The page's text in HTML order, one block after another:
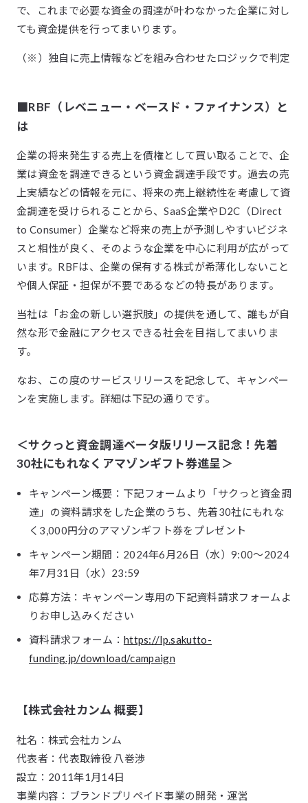
で、これまで必要な資金の調達が叶わなかった企業に対し
ても資金提供を行ってまいります。
（※）独自に売上情報などを組み合わせたロジックで判定
■RBF（レベニュー・ベースド・ファイナンス）と
は
企業の将来発生する売上を債権として買い取ることで、企
業は資金を調達できるという資金調達手段です。過去の売
上実績などの情報を元に、将来の売上継続性を考慮して資
金調達を受けられることから、SaaS企業やD2C（Direct
to Consumer）企業など将来の売上が予測しやすいビジネ
スと相性が良く、そのような企業を中心に利用が広がって
います。RBFは、企業の保有する株式が希薄化しないこと
や個人保証・担保が不要であるなどの特長があります。
当社は「お金の新しい選択肢」の提供を通して、誰もが自
然な形で金融にアクセスできる社会を目指してまいりま
す。
なお、この度のサービスリリースを記念して、キャンペー
ンを実施します。詳細は下記の通りです。
＜サクっと資金調達ベータ版リリース記念！先着
30社にもれなくアマゾンギフト券進呈＞
キャンペーン概要：下記フォームより「サクっと資金調
達」の資料請求をした企業のうち、先着30社にもれな
く3,000円分のアマゾンギフト券をプレゼント
キャンペーン期間：2024年6月26日（水）9:00〜2024
年7月31日（水）23:59
応募方法：キャンペーン専用の下記資料請求フォームよ
りお申し込みください
資料請求フォーム： https://lp.sakutto-
funding.jp/download/campaign
【株式会社カンム 概要】
社名：株式会社カンム
代表者：代表取締役 八巻渉
設立：2011年1月14日
事業内容：ブランドプリペイド事業の開発・運営